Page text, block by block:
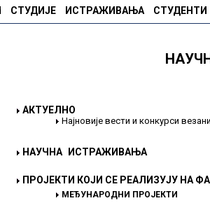
СТУДИЈЕ ИСТРАЖИВАЊА СТУДЕНТИ
АКТУЕЛНО
Најновије вести и конкурси
НАУЧНА ИСТРАЖИВАЊА
ПРОЈЕКТИ КОЈИ СЕ РЕАЛИЗУЈУ НА
МЕЂУНАРОДНИ ПРОЈЕКТИ